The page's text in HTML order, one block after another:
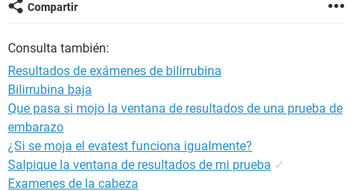
Compartir
Consulta también:
Resultados de exámenes de bilirrubina
Bilirrubina baja
Que pasa si mojo la ventana de resultados de una prueba de
embarazo
¿Si se moja el evatest funciona igualmente?
Salpique la ventana de resultados de mi prueba ✓
Examenes de la cabeza